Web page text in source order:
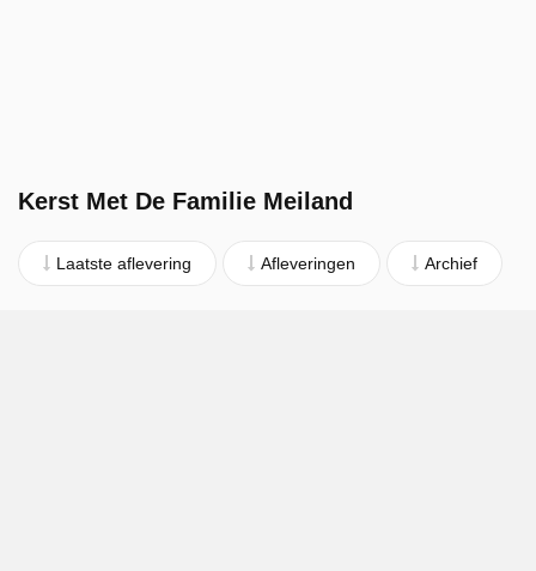
Kerst Met De Familie Meiland
Laatste aflevering Afleveringen Archief